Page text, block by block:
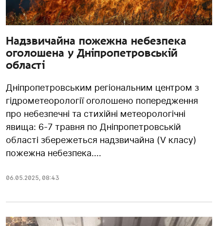
Надзвичайна пожежна небезпека
оголошена у Дніпропетровській
області
Дніпропетровським регіональним центром з
гідрометеорології оголошено попередження
про небезпечні та стихійні метеорологічні
явища: 6-7 травня по Дніпропетровській
області збережеться надзвичайна (V класу)
пожежна небезпека....
06.05.2025, 08:43